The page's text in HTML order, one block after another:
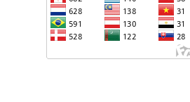
ՀԱՅԱՑՔ ՀԱՅԱՍՏԱՆԻՑ. ՈՐՔԱ՞Ն
ԿՅԱՆՔԻ ԿՈՉՄԱՆ ՇԱՆՍԵՐՆ